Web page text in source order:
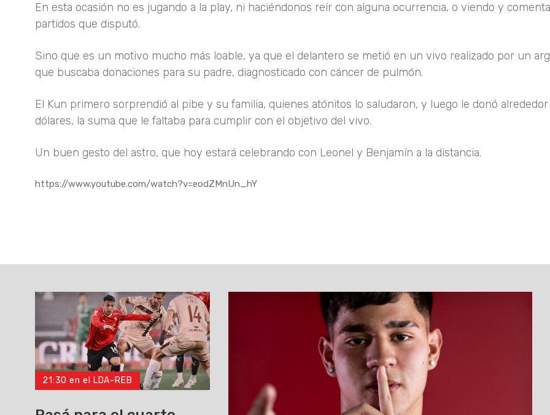
En esta ocasión no es jugando a la play, ni haciéndonos reír con alguna ocurrencia, o viendo y
partidos que disputó.
Sino que es un motivo mucho más loable, ya que el delantero se metió en un vivo realizado por un
que buscaba donaciones para su padre, diagnosticado con cáncer de pulmón.
El Kun primero sorprendió al pibe y su familia, quienes atónitos lo saludaron, y luego le donó
dólares, la suma que le faltaba para cumplir con el objetivo del vivo.
Un buen gesto del astro, que hoy estará celebrando con Leonel y Benjamín a la distancia.
https://www.youtube.com/watch?v=eodZMnUn_hY
21:30 en el LDA-REB